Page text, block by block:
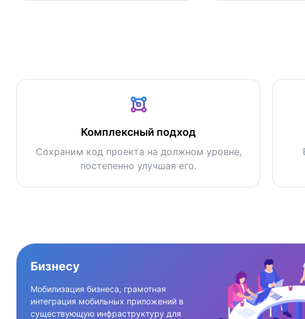
Комплексный подход
Сохраним код проекта на должном уровне,
постепенно улучшая его.
Бизнесу
Мобилизация бизнеса, грамотная
интеграция мобильных приложений в
существующую инфраструктуру для